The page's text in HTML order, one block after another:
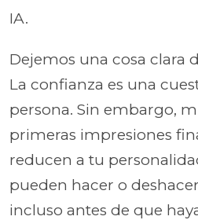
IA.
Dejemos una cosa clara
La confianza es una
persona. Sin embargo,
primeras impresiones
reducen a tu
pueden hacer o
incluso antes de que